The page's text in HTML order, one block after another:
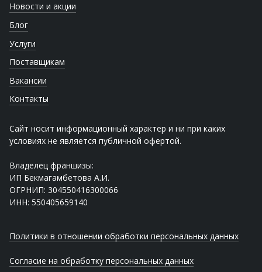
Новости и акции
Блог
Услуги
Поставщикам
Вакансии
Контакты
Сайт носит информационный характер и ни при каких
условиях не является публичной офертой.
Владелец франшизы:
ИП Бекмагамбетова А.И.
ОГРНИП: 304550416300066
ИНН: 550405659140
Политики в отношении обработки персональных данных
Согласие на обработку персональных данных